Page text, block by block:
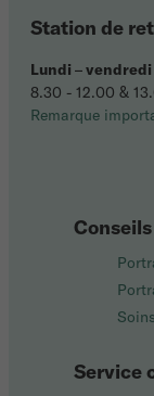
Conseils
Service
Station de
Lundi –vendredi
8.30 - 12.00 &
Remarque